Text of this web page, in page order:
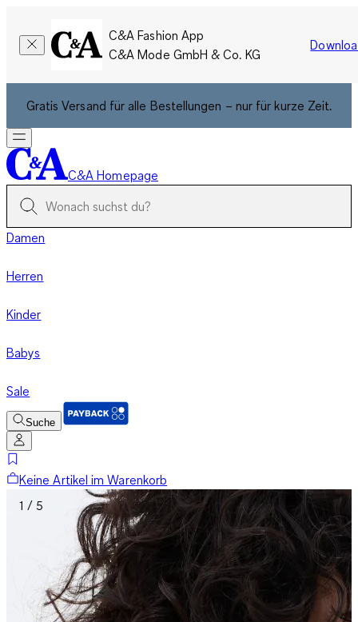
C&A Fashion App
C&A Mode GmbH & Co. KG
Gratis Versand für alle Bestellungen – nur für kurze Zeit.
C&A Homepage
Damen
Herren
Kinder
Babys
Sale
Suche
Keine Artikel im Warenkorb
1 / 5